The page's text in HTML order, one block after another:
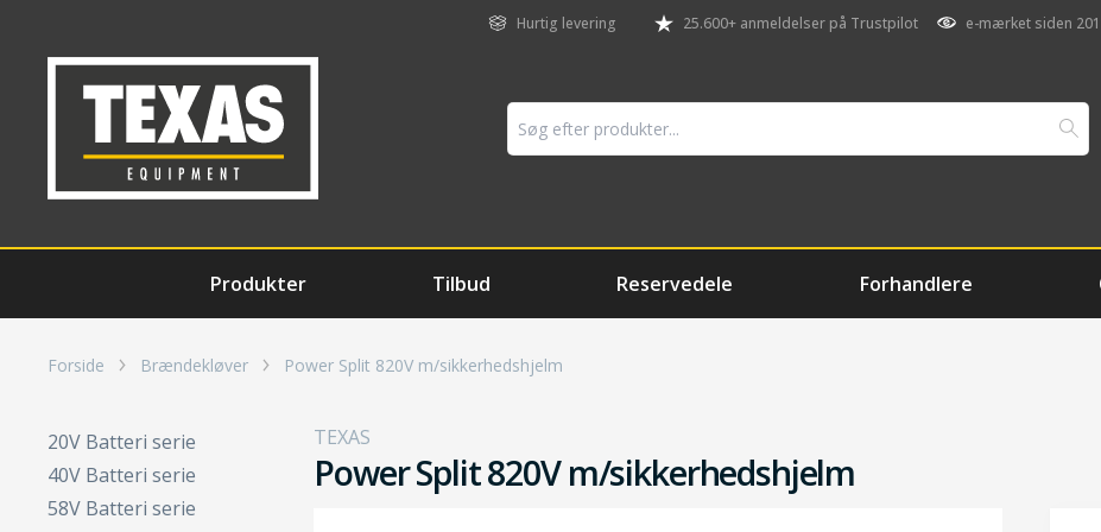
Hurtig levering 25.600+ anmeldelser på Trustpilot e-mærket siden
Produkter Tilbud Reservedele Forhandlere
Forside Brændekløver Power Split 820V m/sikkerhedshjelm
20V Batteri serie
40V Batteri serie
58V Batteri serie
TEXAS
Power Split 820V m/sikkerhedshjelm